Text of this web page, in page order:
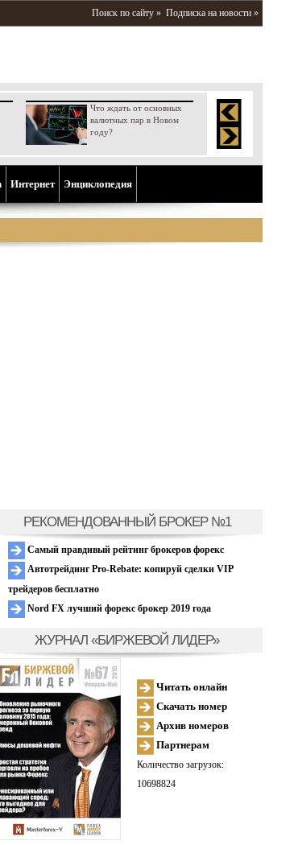
Поиск по сайту » Подписка на новости »
Что ждать от основных
валютных пар в Новом
году?
Интернет Энциклопедия
РЕКОМЕНДОВАННЫЙ БРОКЕР №1
Самый правдивый рейтинг брокеров форекс
Автотрейдинг Pro-Rebate: копируй сделки VIP
трейдеров бесплатно
Nord FX лучший форекс брокер 2019 года
ЖУРНАЛ «БИРЖЕВОЙ ЛИДЕР»
Читать онлайн
Скачать номер
Архив номеров
Партнерам
Количество загрузок:
10698824